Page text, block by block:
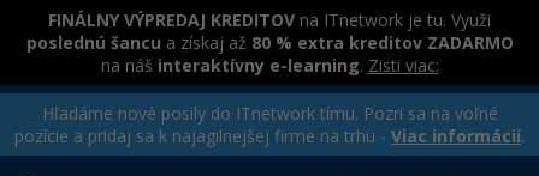
FINÁLNY VÝPREDAJ KREDITOV na ITnetwork je tu. Využi
poslednú šancu a získaj až 80 % extra kreditov ZADARMO
na náš interaktívny e-learning. Zisti viac:
Hľadáme nové posily do ITnetwork tímu. Pozri sa na voľné
pozície a pridaj sa k najagilnejšej firme na trhu - Viac informácií.